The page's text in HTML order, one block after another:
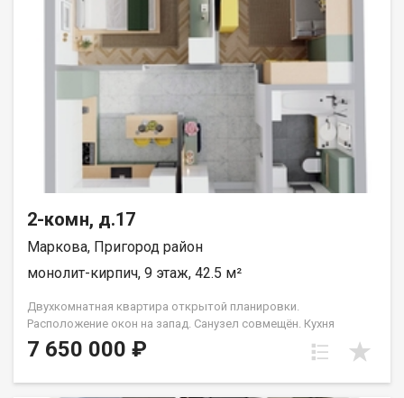
2-комн, д.17
Маркова, Пригород район
монолит-кирпич, 9 этаж, 42.5 м²
Двухкомнатная квартира открытой планировки.
Расположение окон на запад. Санузел совмещён. Кухня
выделена в нишу. Идеальное решение для первого жилья или
в качестве инвестиций. Прекрасно подойдет молодой семье
7 650 000 ₽